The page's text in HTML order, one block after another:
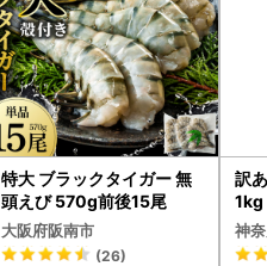
特大 ブラックタイガー 無
頭えび 570g前後15尾
大阪府阪南市
(26)
訳
1kg
神